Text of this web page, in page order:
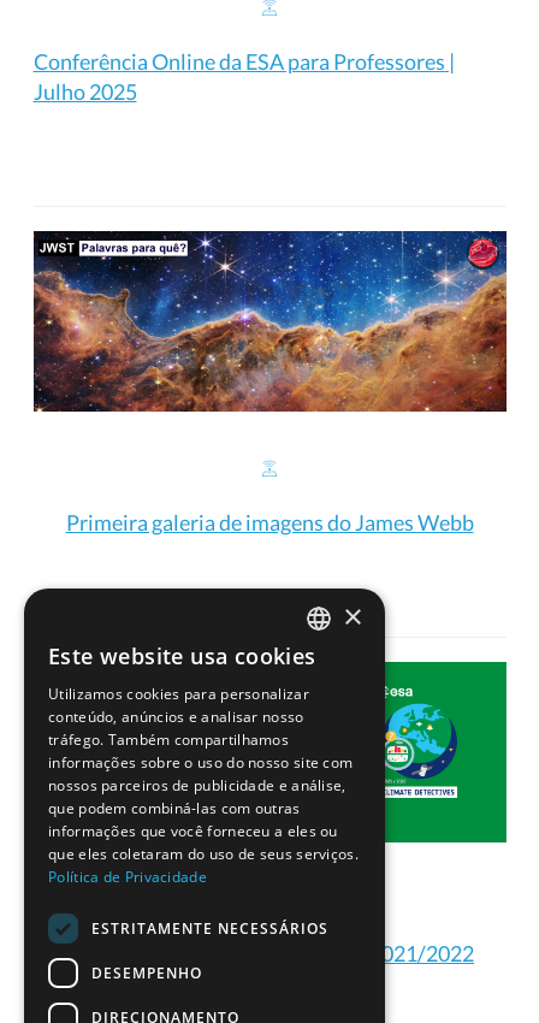
Conferência Online da ESA para Professores |
Julho 2025
Primeira galeria de imagens do James Webb
Projetos dos Detetives do Clima 2021/2022
PORTUGUESE
ENGLISH
×
Este website usa cookies
Utilizamos cookies para personalizar
conteúdo, anúncios e analisar nosso
tráfego. Também compartilhamos
informações sobre o uso do nosso site com
nossos parceiros de publicidade e análise,
que podem combiná-las com outras
informações que você forneceu a eles ou
que eles coletaram do uso de seus serviços.
Política de Privacidade
ESTRITAMENTE NECESSÁRIOS
DESEMPENHO
DIRECIONAMENTO